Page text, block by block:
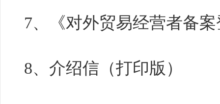
7、《对外贸易经营者备
8、介绍信（打印版）